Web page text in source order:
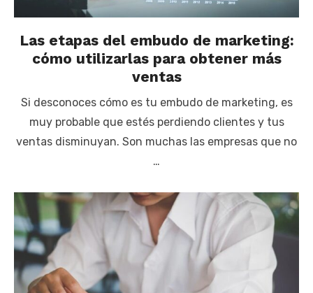
Las etapas del embudo de marketing:
cómo utilizarlas para obtener más
ventas
Si desconoces cómo es tu embudo de marketing, es
muy probable que estés perdiendo clientes y tus
ventas disminuyan. Son muchas las empresas que no
…